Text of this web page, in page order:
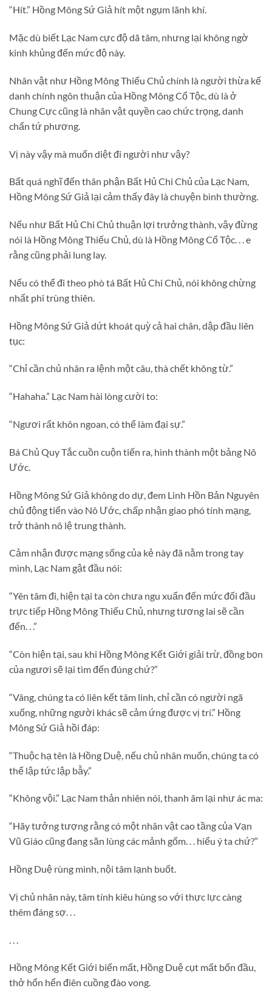
“Hít.” Hồng Mông Sứ Giả hít một ngụm lãnh khí.
Mặc dù biết Lạc Nam cực độ dã tâm, nhưng lại không ngờ
kinh khủng đến mức độ này.
Nhân vật như Hồng Mông Thiếu Chủ chính là người thừa kế
danh chính ngôn thuận của Hồng Mông Cổ Tộc, dù là ở
Chung Cực cũng là nhân vật quyền cao chức trọng, danh
chấn tứ phương.
Vị này vậy mà muốn diệt đi người như vậy?
Bất quá nghĩ đến thân phận Bất Hủ Chi Chủ của Lạc Nam,
Hồng Mông Sứ Giả lại cảm thấy đây là chuyện bình thường.
Nếu như Bất Hủ Chi Chủ thuận lợi trưởng thành, vậy đừng
nói là Hồng Mông Thiếu Chủ, dù là Hồng Mông Cổ Tộc. . . e
rằng cũng phải lung lay.
Nếu có thể đi theo phò tá Bất Hủ Chi Chủ, nói không chừng
nhất phi trùng thiên.
Hồng Mông Sứ Giả dứt khoát quỳ cả hai chân, dập đầu liên
tục:
“Chỉ cần chủ nhân ra lệnh một câu, thà chết không từ.”
“Hahaha.” Lạc Nam hài lòng cười to:
“Ngươi rất khôn ngoan, có thể làm đại sự.”
Bá Chủ Quy Tắc cuồn cuộn tiến ra, hình thành một bảng Nô
Ước.
Hồng Mông Sứ Giả không do dự, đem Linh Hồn Bản Nguyên
chủ động tiến vào Nô Ước, chấp nhận giao phó tính mạng,
trở thành nô lệ trung thành.
Cảm nhận được mạng sống của kẻ này đã nằm trong tay
mình, Lạc Nam gật đầu nói:
“Yên tâm đi, hiện tại ta còn chưa ngu xuẩn đến mức đối đầu
trực tiếp Hồng Mông Thiếu Chủ, nhưng tương lai sẽ cần
đến. . .”
“Còn hiện tại, sau khi Hồng Mông Kết Giới giải trừ, đồng bọn
của ngươi sẽ lại tìm đến đúng chứ?”
“Vâng, chúng ta có liên kết tâm linh, chỉ cần có người ngã
xuống, những người khác sẽ cảm ứng được vị trí.” Hồng
Mông Sứ Giả hồi đáp:
“Thuộc hạ tên là Hồng Duệ, nếu chủ nhân muốn, chúng ta có
thể lập tức lập bẫy.”
“Không vội.” Lạc Nam thản nhiên nói, thanh âm lại như ác ma:
“Hãy tưởng tượng rằng có một nhân vật cao tầng của Vạn
Vũ Giáo cũng đang săn lùng các mảnh gốm. . . hiểu ý ta chứ?”
Hồng Duệ rùng mình, nội tâm lạnh buốt.
Vị chủ nhân này, tâm tính kiêu hùng so với thực lực càng
thêm đáng sợ. . .
Hồng Mông Kết Giới biến mất, Hồng Duệ cụt mất bốn đầu,
thở hổn hển điên cuồng đào vong.